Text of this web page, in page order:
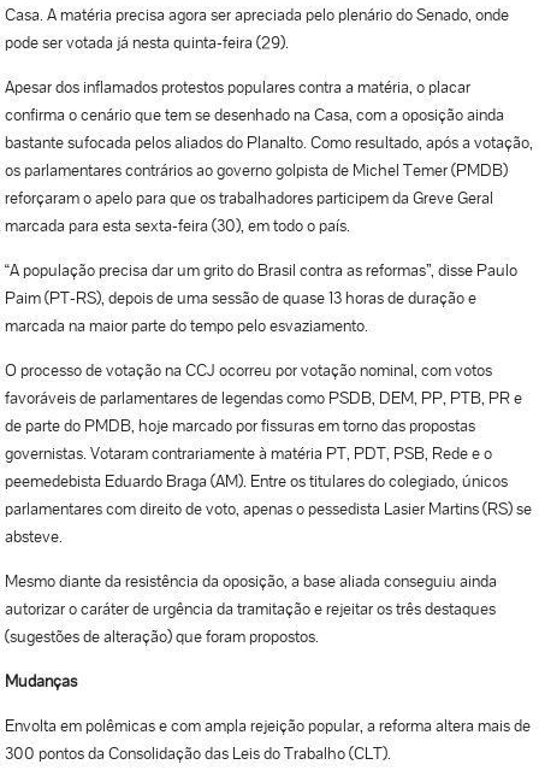
Casa. A matéria precisa agora ser apreciada pelo plenário do Senado, onde
pode ser votada já nesta quinta-feira (29).
Apesar dos inflamados protestos populares contra a matéria, o placar
confirma o cenário que tem se desenhado na Casa, com a oposição ainda
bastante sufocada pelos aliados do Planalto. Como resultado, após a votação,
os parlamentares contrários ao governo golpista de Michel Temer (PMDB)
reforçaram o apelo para que os trabalhadores participem da Greve Geral
marcada para esta sexta-feira (30), em todo o país.
“A população precisa dar um grito do Brasil contra as reformas”, disse Paulo
Paim (PT-RS), depois de uma sessão de quase 13 horas de duração e
marcada na maior parte do tempo pelo esvaziamento.
O processo de votação na CCJ ocorreu por votação nominal, com votos
favoráveis de parlamentares de legendas como PSDB, DEM, PP, PTB, PR e
de parte do PMDB, hoje marcado por fissuras em torno das propostas
governistas. Votaram contrariamente à matéria PT, PDT, PSB, Rede e o
peemedebista Eduardo Braga (AM). Entre os titulares do colegiado, únicos
parlamentares com direito de voto, apenas o pessedista Lasier Martins (RS) se
absteve.
Mesmo diante da resistência da oposição, a base aliada conseguiu ainda
autorizar o caráter de urgência da tramitação e rejeitar os três destaques
(sugestões de alteração) que foram propostos.
Mudanças
Envolta em polêmicas e com ampla rejeição popular, a reforma altera mais de
300 pontos da Consolidação das Leis do Trabalho (CLT).